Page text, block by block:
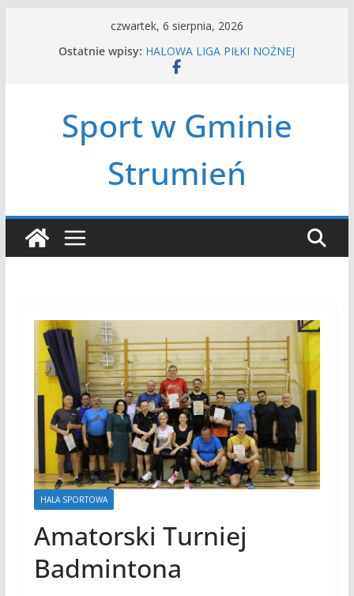
czwartek, 6 sierpnia, 2026
Ostatnie wpisy: HALOWA LIGA PIŁKI NOŻNEJ
LATO W MIEŚCIE’2026
Czwórbój lekkoatletyczny
Sport w Gminie
Strumień
HALA SPORTOWA
Amatorski Turniej
Badmintona